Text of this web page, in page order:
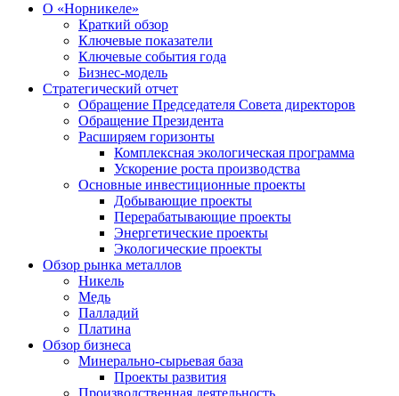
О «Норникеле»
Краткий обзор
Ключевые показатели
Ключевые события года
Бизнес-модель
Стратегический отчет
Обращение Председателя Совета директоров
Обращение Президента
Расширяем горизонты
Комплексная экологическая программа
Ускорение роста производства
Основные инвестиционные проекты
Добывающие проекты
Перерабатывающие проекты
Энергетические проекты
Экологические проекты
Обзор рынка металлов
Никель
Медь
Палладий
Платина
Обзор бизнеса
Минерально-сырьевая база
Проекты развития
Производственная деятельность